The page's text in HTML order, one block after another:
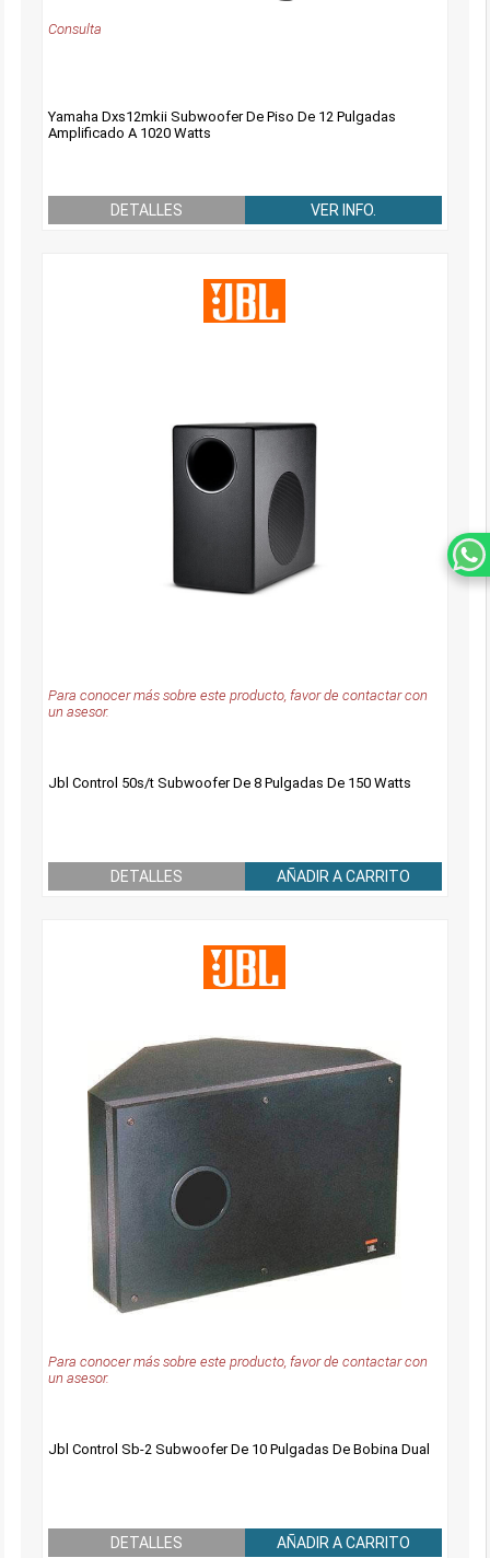
Consulta
Yamaha Dxs12mkii Subwoofer De Piso De 12 Pulgadas
Amplificado A 1020 Watts
DETALLES VER INFO.
Para conocer más sobre este producto, favor de contactar con
un asesor.
Jbl Control 50s/t Subwoofer De 8 Pulgadas De 150 Watts
DETALLES AÑADIR A CARRITO
Para conocer más sobre este producto, favor de contactar con
un asesor.
Jbl Control Sb-2 Subwoofer De 10 Pulgadas De Bobina Dual
DETALLES AÑADIR A CARRITO